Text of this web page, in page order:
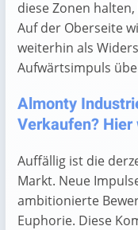
diese Zonen
Auf der Oberseite
weiterhin als
Aufwärtsimpuls
Almonty
Verkaufen?
Auffällig ist die
Markt. Neue
ambitionierte
Euphorie. Diese